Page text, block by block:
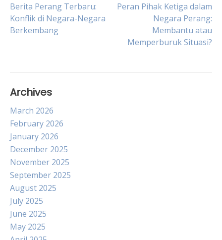
Post
navigation
Berita Perang Terbaru:
Konflik di Negara-Negara
Berkembang
Peran Pihak Ketiga dalam
Negara Perang:
Membantu atau
Memperburuk Situasi?
Archives
March 2026
February 2026
January 2026
December 2025
November 2025
September 2025
August 2025
July 2025
June 2025
May 2025